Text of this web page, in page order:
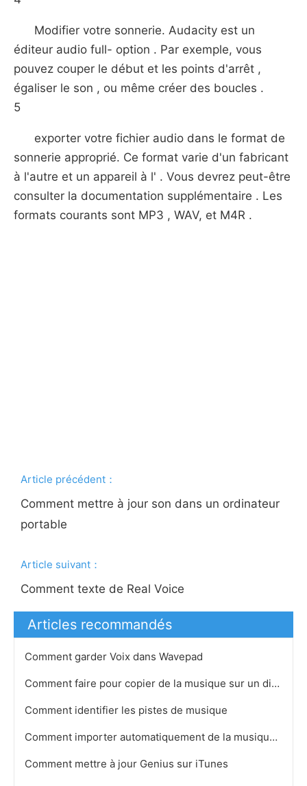
Modifier votre sonnerie. Audacity est un
éditeur audio full- option . Par exemple, vous
pouvez couper le début et les points d'arrêt ,
égaliser le son , ou même créer des boucles .
5
exporter votre fichier audio dans le format de
sonnerie approprié. Ce format varie d'un fabricant
à l'autre et un appareil à l' . Vous devrez peut-être
consulter la documentation supplémentaire . Les
formats courants sont MP3 , WAV, et M4R .
Article précédent：
Comment mettre à jour son dans un ordinateur
portable
Article suivant：
Comment texte de Real Voice
Articles recommandés
Comment garder Voix dans Wavepad
Comment faire pour copier de la musique sur un disque dur
Comment identifier les pistes de musique
Comment importer automatiquement de la musique à iTunes
Comment mettre à jour Genius sur iTunes